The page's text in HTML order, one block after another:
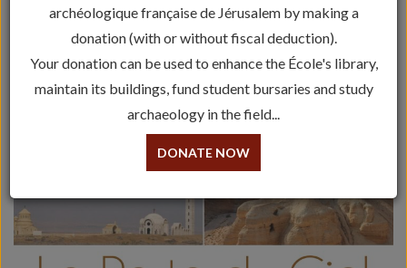
Conférence du Jeudi – Fr. Étienne
Nodet, op
7 December 2017 => 18 h 00 min-20 h 00 min
archéologique française de Jérusalem by making a
donation (with or without fiscal deduction).
Your donation can be used to enhance the École's library,
maintain its buildings, fund student bursaries and study
archaeology in the field...
DONATE NOW